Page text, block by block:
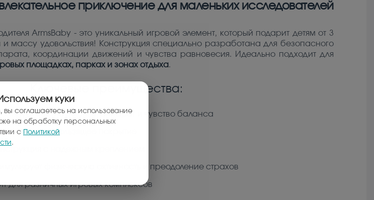
приключение для маленьких исследователей
ArmsBaby - это уникальный игровой элемент, который подарит детям от 3
массу удовольствия! Конструкция специально разработана для безопасного
координации движений и чувства равновесия. Идеально подходит для
площадках, парках и зонах отдыха.
Ключевые преимущества:
вестибулярный аппарат и чувство баланса
и антискользящее покрытие
с надежным креплением
физическую активность и преодоление страхов
для различных игровых комплексов
куки
вы соглашаетесь на использование
на обработку персональных
с Политикой
.